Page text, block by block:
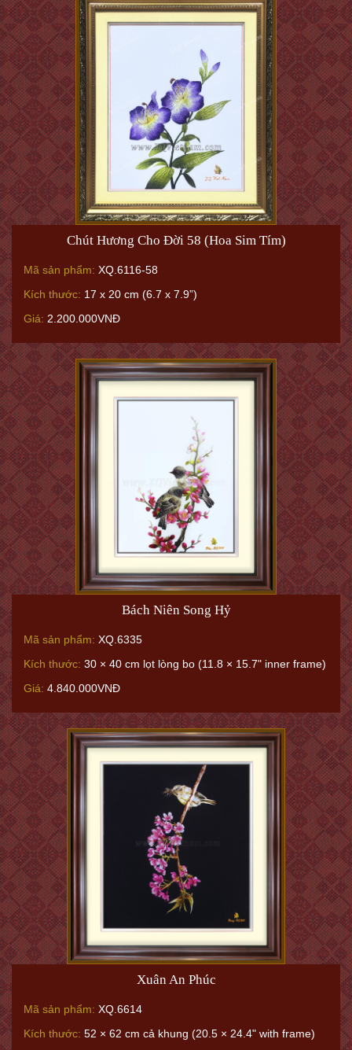
Chút Hương Cho Đời 58 (Hoa Sim Tím)
Mã sản phẩm: XQ.6116-58
Kích thước: 17 x 20 cm (6.7 x 7.9”)
Giá: 2.200.000VNĐ
Bách Niên Song Hỷ
Mã sản phẩm: XQ.6335
Kích thước: 30 × 40 cm lọt lòng bo (11.8 × 15.7" inner frame)
Giá: 4.840.000VNĐ
Xuân An Phúc
Mã sản phẩm: XQ.6614
Kích thước: 52 × 62 cm cả khung (20.5 × 24.4" with frame)